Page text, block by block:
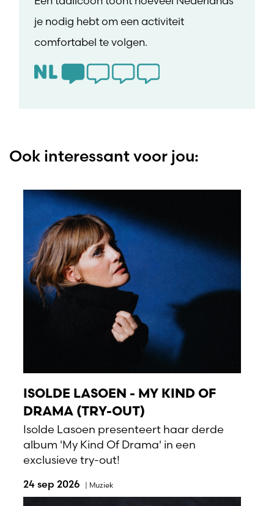
je nodig hebt om een activiteit
comfortabel te volgen.
Ook interessant voor jou:
ISOLDE LASOEN - MY KIND OF
DRAMA (TRY-OUT)
Isolde Lasoen presenteert haar derde
album 'My Kind Of Drama' in een
exclusieve try-out!
24 sep 2026 | Muziek